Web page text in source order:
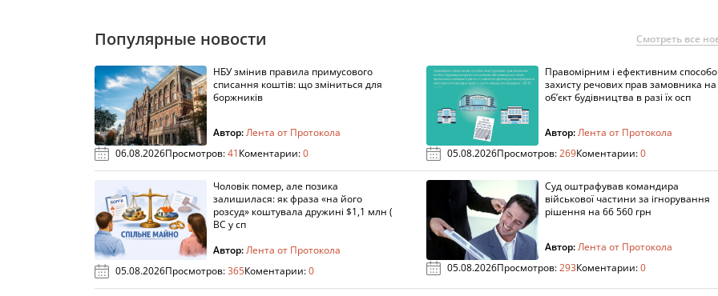
Популярные новости Смотреть все
НБУ змінив правила примусового
списання коштів: що зміниться для
боржників
Автор:Лента от Протокола
06.08.2026Просмотров:41Коментарии:0
Правомірним і ефективним
захисту речових прав замовника на
об’єкт будівництва в разі їх осп
Автор:Лента от Протокола
05.08.2026Просмотров:269Коментарии:0
Чоловік помер, але позика
залишилася: як фраза «на його
розсуд» коштувала дружині $1,1 млн (
ВС у сп
Автор:Лента от Протокола
05.08.2026Просмотров:365Коментарии:0
Суд оштрафував командира
військової частини за ігнорування
рішення на 66 560 грн
Автор:Лента от Протокола
05.08.2026Просмотров:293Коментарии:0